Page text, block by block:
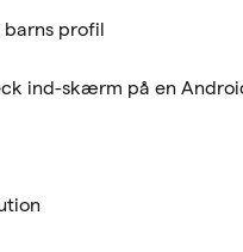
profil
ind-skærm på en